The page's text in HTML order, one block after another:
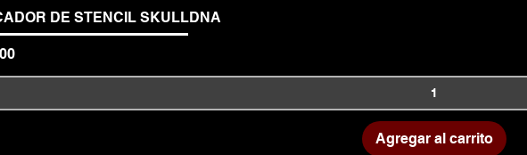
DE STENCIL SKULLDNA
Agregar al carrito